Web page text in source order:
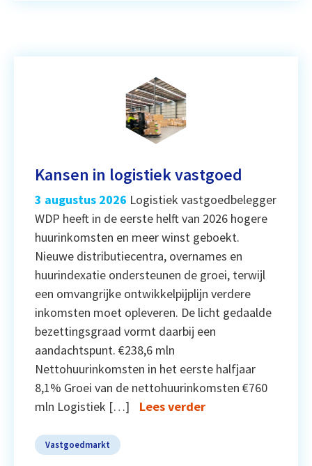
Kansen in logistiek vastgoed
3 augustus 2026 Logistiek vastgoedbelegger
WDP heeft in de eerste helft van 2026 hogere
huurinkomsten en meer winst geboekt.
Nieuwe distributiecentra, overnames en
huurindexatie ondersteunen de groei, terwijl
een omvangrijke ontwikkelpijplijn verdere
inkomsten moet opleveren. De licht gedaalde
bezettingsgraad vormt daarbij een
aandachtspunt. €238,6 mln
Nettohuurinkomsten in het eerste halfjaar
8,1% Groei van de nettohuurinkomsten €760
mln Logistiek […]
Lees verder
Vastgoedmarkt